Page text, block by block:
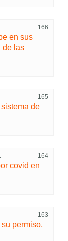
166
en sus
de las
165
de
164
covid en
163
permiso,